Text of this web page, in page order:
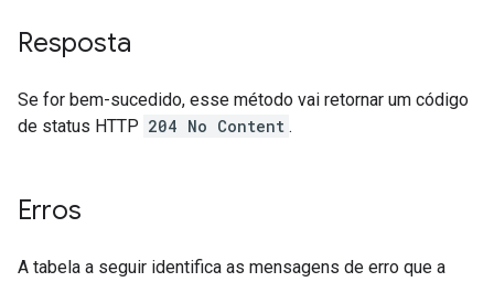
Resposta
Se for bem-sucedido, esse método vai retornar um código
de status HTTP 204 No Content .
Erros
A tabela a seguir identifica as mensagens de erro que a